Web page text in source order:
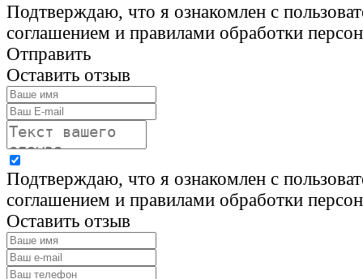
Подтверждаю, что я ознакомлен с
соглашением и правилами обработки
Отправить
Оставить отзыв
Подтверждаю, что я ознакомлен с
соглашением и правилами обработки
Оставить отзыв